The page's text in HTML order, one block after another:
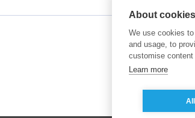
About
We use cookies
and usage, to
customise
Learn more